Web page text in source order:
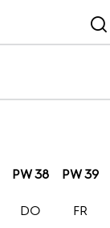
PW 38 PW 39
DO FR